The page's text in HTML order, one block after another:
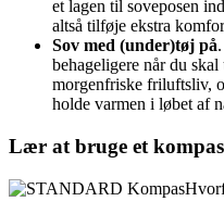
et lagen til soveposen
altså tilføje ekstra
Sov med (under)tøj på
behageligere når du
morgenfriske friluftsliv,
holde varmen i løbet af
Lær at bruge et kompas